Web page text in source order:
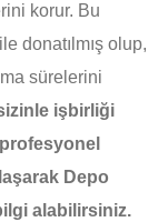
korur. Bu
donatılmış olup,
sürelerini
işbirliği
Depo
alabilirsiniz.